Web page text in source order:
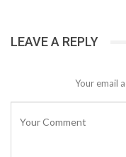
LEAVE A REPLY
Your email